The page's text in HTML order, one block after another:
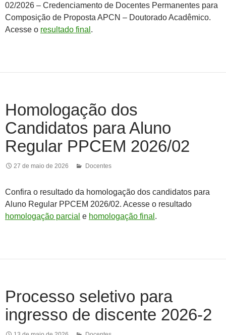
02/2026 – Credenciamento de Docentes Permanentes para
Composição de Proposta APCN – Doutorado Acadêmico.
Acesse o resultado final .
Homologação dos
Candidatos para Aluno
Regular PPCEM 2026/02
27 de maio de 2026 Docentes
Confira o resultado da homologação dos candidatos para
Aluno Regular PPCEM 2026/02. Acesse o resultado
homologação parcial e homologação final .
Processo seletivo para
ingresso de discente 2026-2